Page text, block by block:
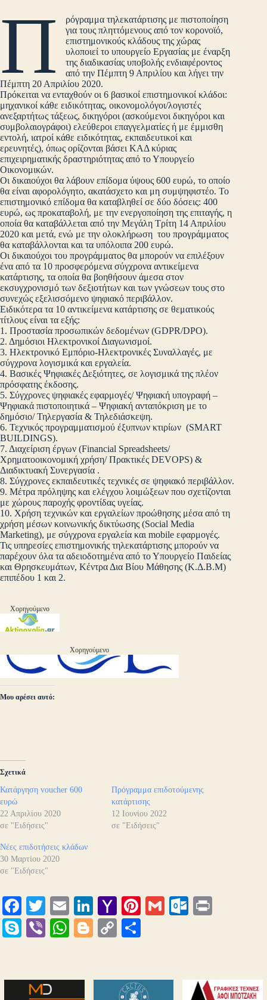
Π
ρόγραμμα τηλεκατάρτισης με πιστοποίηση
για τους πληττόμενους από τον κορονοϊό,
επιστημονικούς κλάδους της χώρας
υλοποιεί το υπουργείο Εργασίας με έναρξη
της διαδικασίας υποβολής ενδιαφέροντος
από την Πέμπτη 9 Απριλίου και λήγει την
Πέμπτη 20 Απριλίου 2020.
Πρόκειται να ενταχθούν οι 6 βασικοί επιστημονικοί κλάδοι:
μηχανικοί κάθε ειδικότητας, οικονομολόγοι/λογιστές
ανεξαρτήτως τάξεως, δικηγόροι (ασκούμενοι δικηγόροι και
συμβολαιογράφοι) ελεύθεροι επαγγελματίες ή με έμμισθη
εντολή, ιατροί κάθε ειδικότητας, εκπαιδευτικοί και
ερευνητές), όπως ορίζονται βάσει ΚΑΔ κύριας
επιχειρηματικής δραστηριότητας από το Υπουργείο
Οικονομικών.
Οι δικαιούχοι θα λάβουν επίδομα ύψους 600 ευρώ, το οποίο
θα είναι αφορολόγητο, ακατάσχετο και μη συμψηφιστέο. Το
επιστημονικό επίδομα θα καταβληθεί σε δύο δόσεις: 400
ευρώ, ως προκαταβολή, με την ενεργοποίηση της επιταγής, η
οποία θα καταβάλλεται από την Μεγάλη Τρίτη 14 Απριλίου
2020 και μετά, ενώ με την ολοκλήρωση του προγράμματος
θα καταβάλλονται και τα υπόλοιπα 200 ευρώ.
Οι δικαιούχοι του προγράμματος θα μπορούν να επιλέξουν
ένα από τα 10 προσφερόμενα σύγχρονα αντικείμενα
κατάρτισης, τα οποία θα βοηθήσουν άμεσα στον
εκσυγχρονισμό των δεξιοτήτων και των γνώσεων τους στο
συνεχώς εξελισσόμενο ψηφιακό περιβάλλον.
Ειδικότερα τα 10 αντικείμενα κατάρτισης σε θεματικούς
τίτλους είναι τα εξής:
1. Προστασία προσωπικών δεδομένων (GDPR/DPO).
2. Δημόσιοι Ηλεκτρονικοί Διαγωνισμοί.
3. Ηλεκτρονικό Εμπόριο-Ηλεκτρονικές Συναλλαγές, με
σύγχρονα λογισμικά και εργαλεία.
4. Βασικές Ψηφιακές Δεξιότητες, σε λογισμικά της πλέον
πρόσφατης έκδοσης.
5. Σύγχρονες ψηφιακές εφαρμογές/ Ψηφιακή υπογραφή –
Ψηφιακά πιστοποιητικά – Ψηφιακή ανταπόκριση με το
δημόσιο/ Τηλεργασία & Τηλεδιάσκεψη.
6. Τεχνικός προγραμματισμού έξυπνων κτιρίων (SMART
BUILDINGS).
7. Διαχείριση έργων (Financial Spreadsheets/
Xρηματοοικονομική χρήση/ Πρακτικές DEVOPS) &
Διαδικτυακή Συνεργασία .
8. Σύγχρονες εκπαιδευτικές τεχνικές σε ψηφιακό περιβάλλον.
9. Μέτρα πρόληψης και ελέγχου λοιμώξεων που σχετίζονται
με χώρους παροχής φροντίδας υγείας.
10. Χρήση τεχνικών και εργαλείων προώθησης μέσα από τη
χρήση μέσων κοινωνικής δικτύωσης (Social Media
Marketing), με σύγχρονα εργαλεία και mobile εφαρμογές.
Τις υπηρεσίες επιστημονικής τηλεκατάρτισης μπορούν να
παρέχουν όλα τα αδειοδοτημένα από το Υπουργείο Παιδείας
και Θρησκευμάτων, Κέντρα Δια Βίου Μάθησης (Κ.Δ.Β.Μ)
επιπέδου 1 και 2.
Χορηγούμενο
Χορηγούμενο
Μου αρέσει αυτό:
Σχετικά
Κατάργηση voucher 600
ευρώ
22 Απριλίου 2020
σε "Ειδήσεις"
Πρόγραμμα επιδοτούμενης
κατάρτισης
12 Ιουνίου 2022
σε "Ειδήσεις"
Νέες επιδοτήσεις κλάδων
30 Μαρτίου 2020
σε "Ειδήσεις"
Fa
ce
bo
T
wi
tte
E
m
ail
Li
nk
ed
Y
ah
oo
ail
Pi
t
G
O
.c
S
Vi
W
A
Bl
r
C
Li α